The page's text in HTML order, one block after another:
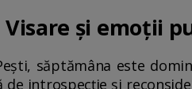
Visare și emoții
săptămâna este
de introspecție și